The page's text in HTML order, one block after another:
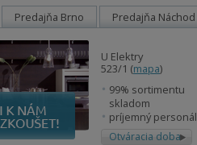
Predajňa Brno Predajňa Náchod
U Elektry
523/1 (mapa)
99% sortimentu
skladom
príjemný personál
Otváracia doba